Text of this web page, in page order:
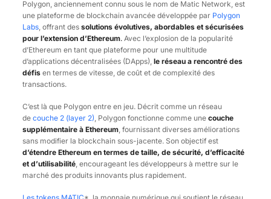
Polygon, anciennement connu sous le nom de Matic Network, est
une plateforme de blockchain avancée développée par Polygon
Labs, offrant des solutions évolutives, abordables et sécurisées
pour l’extension d’Ethereum.Avec l’explosion de la popularité
d’Ethereum en tant que plateforme pour une multitude
d’applications décentralisées (DApps), le réseau a rencontré des
défis en termes de vitesse, de coût et de complexité des
transactions.
C’est là que Polygon entre en jeu. Décrit comme un réseau
de couche 2 (layer 2), Polygon fonctionne comme une couche
supplémentaire à Ethereum, fournissant diverses améliorations
sans modifier la blockchain sous-jacente. Son objectif est
d’étendre Ethereum en termes de taille, de sécurité, d’efficacité
et d’utilisabilité, encourageant les développeurs à mettre sur le
marché des produits innovants plus rapidement.